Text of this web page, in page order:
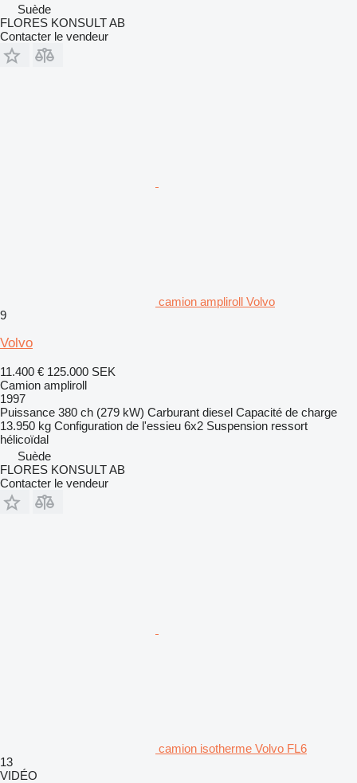
Suède
FLORES KONSULT AB
Contacter le vendeur
camion ampliroll Volvo
9
Volvo
11.400 € 125.000 SEK
Camion ampliroll
1997
Puissance 380 ch (279 kW) Carburant diesel Capacité de charge
13.950 kg Configuration de l'essieu 6x2 Suspension ressort
hélicoïdal
Suède
FLORES KONSULT AB
Contacter le vendeur
camion isotherme Volvo FL6
13
VIDÉO